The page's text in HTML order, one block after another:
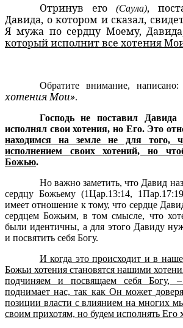
Отринув его (Саула),
Давида, о котором и сказал,
Я мужа по сердцу Моему,
который исполнит все хотения
Обратите внимание, написано:
хотения Мои».
Господь не поставил
исполнял свои хотения, но Его. Это
находимся на земле не для того,
исполнением своих хотений, но
Божью.
Но важно заметить, что Давид
сердцу Божьему (1Цар.13:14,
имеет отношение к тому, что сердце
сердцем Божьим, в том смысле, что
были идентичны, а для этого Давиду
и посвятить себя Богу.
И когда это происходит и в
Божьи хотения становятся нашими
подчиняем и посвящаем себя Богу,
поднимает нас, так как Он может
позиции власти с влиянием на многих
своим прихотям, но будем исполнять Его